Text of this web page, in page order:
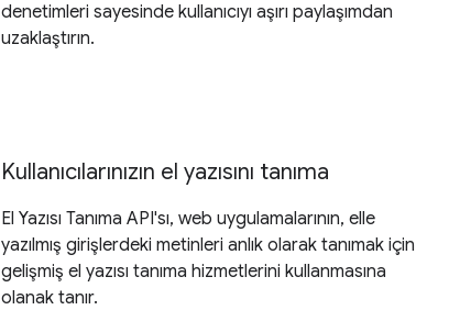
denetimleri sayesinde kullanıcıyı aşırı paylaşımdan
uzaklaştırın.
Kullanıcılarınızın el yazısını tanıma
El Yazısı Tanıma API'sı, web uygulamalarının, elle
yazılmış girişlerdeki metinleri anlık olarak tanımak için
gelişmiş el yazısı tanıma hizmetlerini kullanmasına
olanak tanır.